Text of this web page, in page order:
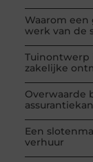
Waarom
werk van de
Tuinontwerp
zakelijke
Overwaarde
Een
verhuur